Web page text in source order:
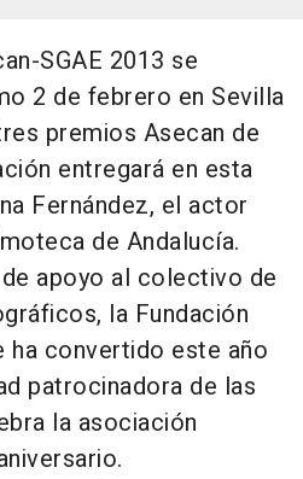
SGAE 2013 se
2 de febrero en Sevilla
premios Asecan de
entregará en esta
Fernández, el actor
de Andalucía.
apoyo al colectivo de
la Fundación
ha convertido este año
patrocinadora de las
la asociación